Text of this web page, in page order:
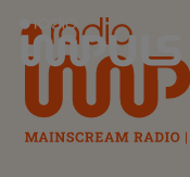
Radio Impuls